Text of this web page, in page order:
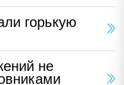
горькую
не